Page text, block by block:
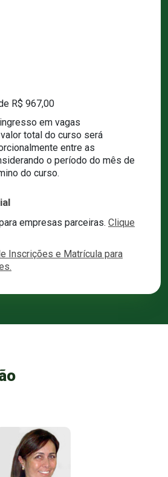
R$ 967,00
em vagas
total do curso será
entre as
o período do mês de
do curso.
empresas parceiras. Clique
Inscrições e Matrícula para